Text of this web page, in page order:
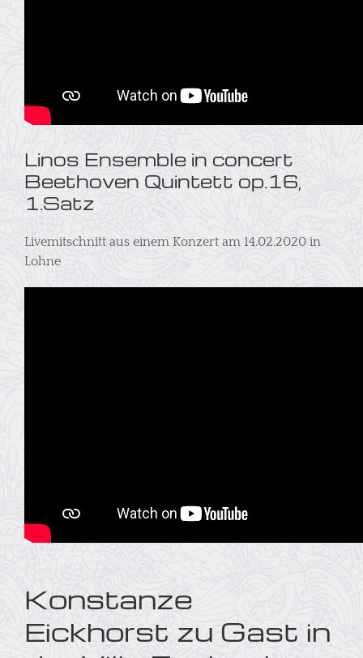
Linos Ensemble in concert
Beethoven Quintett op.16,
1.Satz
Livemitschnitt aus einem Konzert am 14.02.2020 in
Lohne
Konstanze
Eickhorst zu Gast in